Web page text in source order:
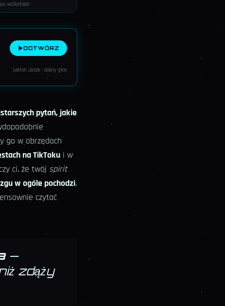
wilkołaka
ODTWÓRZ
Lektor: Jacek · dobry głos
pytań, jakie
go w obrzędach
na TikToku i w
ci, że twój spirit
w ogóle pochodzi,
czytać
—
zdąży